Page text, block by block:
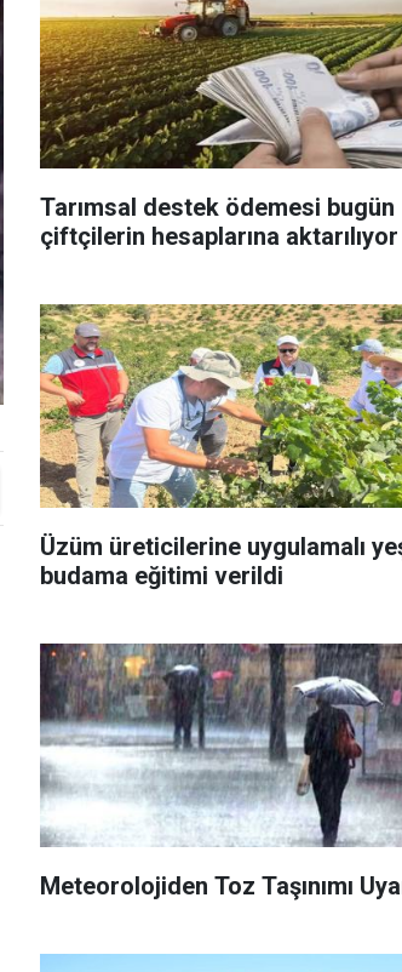
Tarımsal destek ödemesi bugün
çiftçilerin hesaplarına aktarılıyor
Üzüm üreticilerine uygulamalı
budama eğitimi verildi
Meteorolojiden Toz Taşınımı